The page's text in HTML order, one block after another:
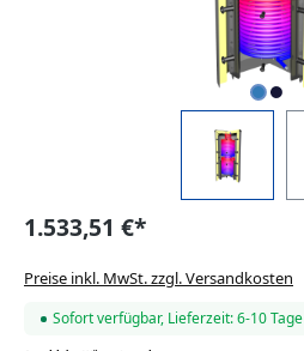
1.533,51 €*
Preise inkl. MwSt. zzgl. Versandkosten
Sofort verfügbar, Lieferzeit: 6-10 Tage